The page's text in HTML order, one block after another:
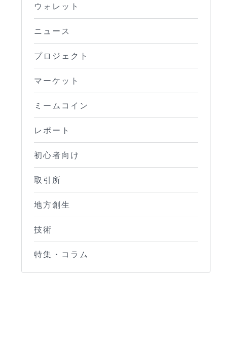
ウォレット
ニュース
プロジェクト
マーケット
ミームコイン
レポート
初心者向け
取引所
地方創生
技術
特集・コラム